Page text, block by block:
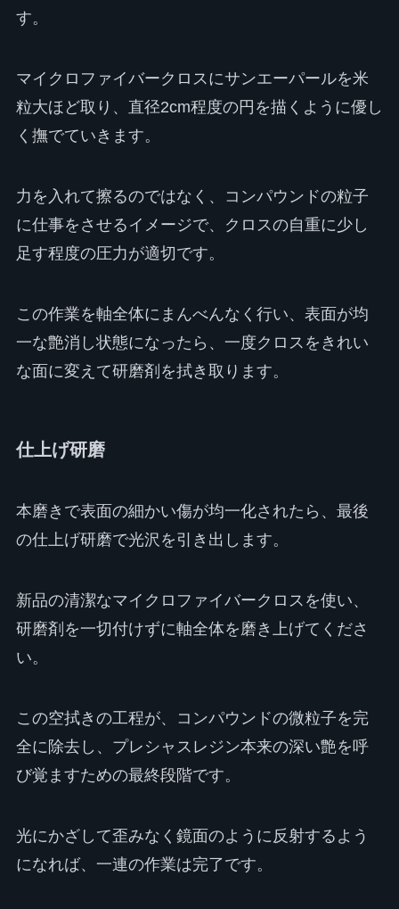
す。
マイクロファイバークロスにサンエーパールを米
粒大ほど取り、直径2cm程度の円を描くように優し
く撫でていきます。
力を入れて擦るのではなく、コンパウンドの粒子
に仕事をさせるイメージで、クロスの自重に少し
足す程度の圧力が適切です。
この作業を軸全体にまんべんなく行い、表面が均
一な艶消し状態になったら、一度クロスをきれい
な面に変えて研磨剤を拭き取ります。
仕上げ研磨
本磨きで表面の細かい傷が均一化されたら、最後
の仕上げ研磨で光沢を引き出します。
新品の清潔なマイクロファイバークロスを使い、
研磨剤を一切付けずに軸全体を磨き上げてくださ
い。
この空拭きの工程が、コンパウンドの微粒子を完
全に除去し、プレシャスレジン本来の深い艶を呼
び覚ますための最終段階です。
光にかざして歪みなく鏡面のように反射するよう
になれば、一連の作業は完了です。